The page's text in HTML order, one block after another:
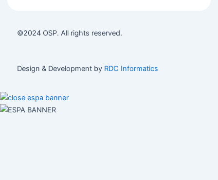
©2024 OSP. All rights reserved.
Design & Development by RDC Informatics